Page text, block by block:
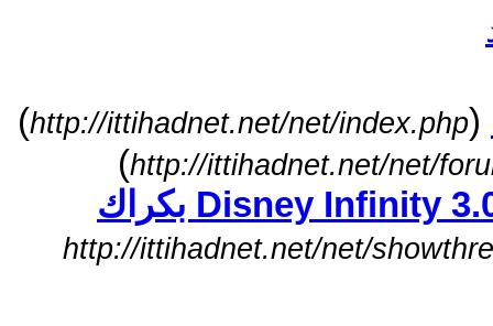
(
http://ittihadnet.net/net/index.php
)
http://ittihadnet.net/net/
)
تحميل لعبة 2016 Disney Infinity 3.0 Gold Edition بكراك
http://ittihadnet.net/net/